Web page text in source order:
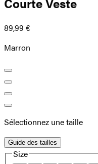
89,99 €
Marron
Sélectionnez une taille
Guide des tailles
Size